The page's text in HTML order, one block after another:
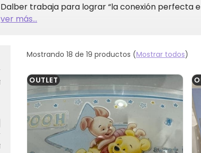
Dalber trabaja para lograr “la conexión perfecta
ver más...
Mostrando 18 de 19 productos (Mostrar todos)
OUTLET